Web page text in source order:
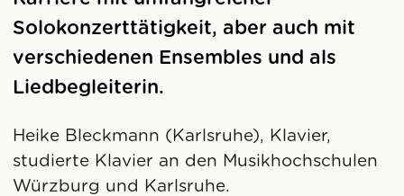
Solokonzerttätigkeit, aber auch mit
verschiedenen Ensembles und als
Liedbegleiterin.
Heike Bleckmann (Karlsruhe), Klavier,
studierte Klavier an den Musikhochschulen
Würzburg und Karlsruhe.